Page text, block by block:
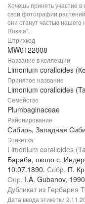
Хочешь принять участие
свои фотографии
они станут частью нашего
Russia".
Штрихкод
MW0122008
Название в коллекции
Limonium coralloides
Принятое название
Limonium coralloides
Семейство
Plumbaginaceae
Районирование
Сибирь, Западная
Этикетка
Limonium coralloides
Бараба, около с.
10.07.1890. Собр. П.
Опр. I.A. Gubanov, 1990
Дубликат из Гербария
Дата ввода этикетки